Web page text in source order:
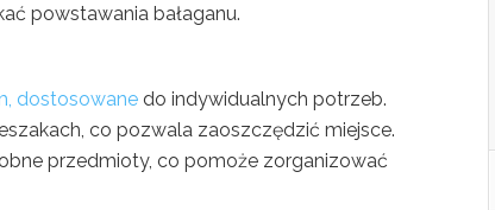
powstawania bałaganu.
dostosowane do indywidualnych potrzeb.
co pozwala zaoszczędzić miejsce.
przedmioty, co pomoże zorganizować